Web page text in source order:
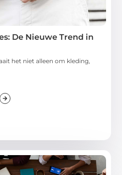
De Nieuwe Trend in
het niet alleen om kleding,